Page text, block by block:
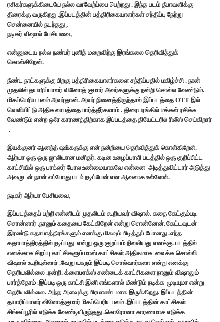
ரசிகர்களுக்கிடையே நல்ல வரவேற்ப்பை பெற்றது . இந்த படம் தீபாவளிக்கு
திரைக்கு வருகிறது .இப்படத்தின் பத்திரிகையாளர்கள் சந்திப்பு நேற்று
சென்னையில் நடந்தது ,
நடிகர் விஷால் பேசியவை,
என்னுடைய நல்ல நண்பர் புனித் மறைவிற்கு இரங்கலை தெரிவித்துக்
கொள்கிறேன்.
நீண்ட நாட்களுக்கு பிறகு பத்திரிகையாளர்களை சந்திப்பதில் மகிழ்ச்சி . நான்
முதலில் தயாரிப்பாளர் வினோத் குமார் அவர்களுக்கு நன்றி சொல்ல வேண்டும்.
மிகப்பெரிய பலம் அவர்தான். அவர் நினைத்திருந்தால் இப்படத்தை OTT இல்
வெளியிட்டு அதிக லாபத்தை பார்த்தீர்களாம் . திரையரங்கில் மக்கள் ரசிக்க
வேண்டும் என்ற ஒரே காரணத்திற்காக இப்படத்தை தியேட்டரில் ரிலீஸ் செய்கிறார்
.
இயக்குனர் ஆனந்த் ஷங்கருக்கு என் நன்றியை தெரிவித்துக் கொள்கிறேன்.
ஆர்யா ஒரு ஒரு ஜாலியான மனிதர். கடின உழைப்பாளி படத்தில் ஒரு குறிப்பிட்ட
காட்சியில் ஒரு பாக்ஸர் போல உண்மையாகவே என்னை அடித்துவிட்டார் அடுத்து
அவருடன் நான் எப்போது படம் நடிப்பேன் என ஆவலாக உள்ளேன்.
நடிகர் ஆர்யா பேசியவை,
இப்படத்தைப் பற்றி என்னிடம் முதலிடம் கூறியவர் விஷால். கதை கேட்கும்படி
சொன்னார் .நானும் கதையை கேட்கிறேன் என்று சொன்னேன். கேட்டவுடன்
இரண்டு கதாபாத்திரங்களும் எனக்கு மிகவும் பிடித்துப் போனது .எந்த
கதாபாத்திரத்தில் நடிப்பது என்று ஒரு குழப்பம் நிலவியது எனக்கு. படத்தில்
எனக்காக சிறப்பு காட்சிகளும் மாஸ் காட்சிகள் அதிகமாக வைக்க சொல்லி
விஷால் கூறியுள்ளார் .வேறு யாரும் இப்படி சொல்வார்களா என்று எனக்கு
தெரியவில்லை .நன்றி. க்ளைமாக்ஸ் சண்டைக் காட்சிகளை நானும் விஷாலும்
பார்த்தோம் .இப்படி ஒரு காட்சி இனி எங்களால் மீண்டும் நடிக்க முடியுமா என்று
தெரியவில்லை. அந்த அளவுக்கு பிரமாண்டமாக இருக்கிறது. இப்படத்தின்
தயாரிப்பாளர் வினோத்குமார் மிகப்பெரிய பலம் .இப்படத்தின் காட்சிகள்
சிங்கப்பூரில் எடுக்க வேண்டியிருந்தது .கொரோனா காரணமாக எடுக்க